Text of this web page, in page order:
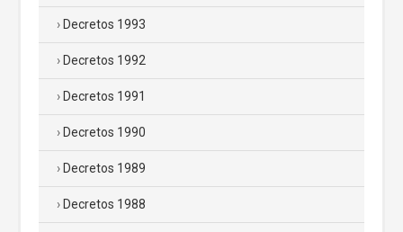
Decretos 1993
Decretos 1992
Decretos 1991
Decretos 1990
Decretos 1989
Decretos 1988